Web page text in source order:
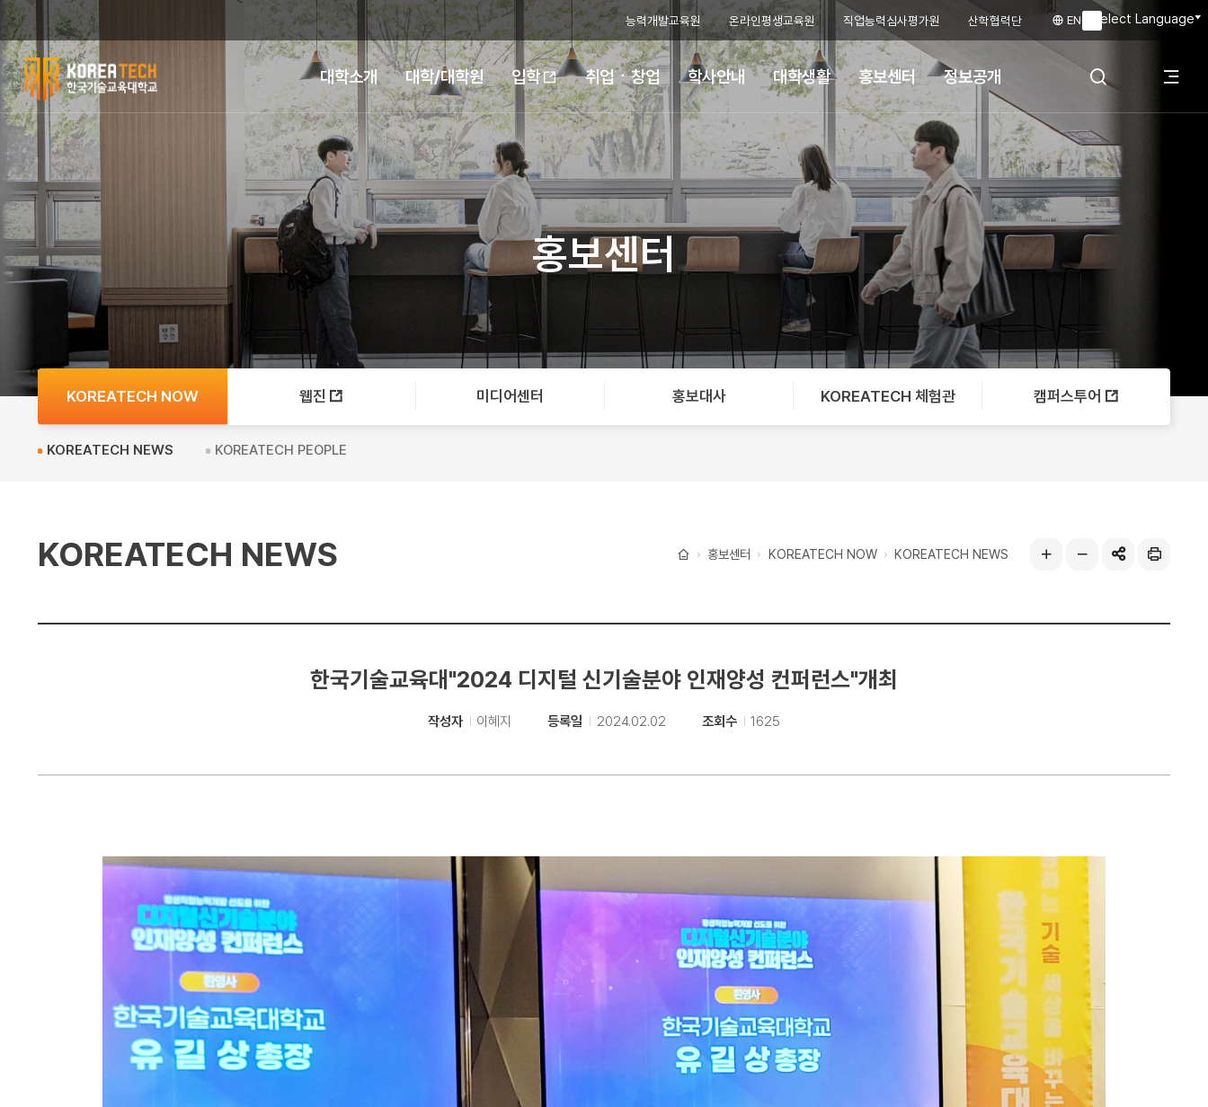
능력개발교육원 온라인평생교육원 직업능력심사평가원 산학협력단
Select Language
ENG
검색 레이어 열
기
한
국
기
술
교
학
대학소개 대학/대학원 입학 취업ㆍ창업 학사안내 대학생활 홍보센터 정보공개
홍보센터
홍보센터 KOREATECH NOW KOREATECH NEWS
KOREATECH NOW
KOREATECH NEWS KOREATECH PEOPLE
웹진 미디어센터 홍보대사 KOREATECH 체험관 캠퍼스투어
KOREATECH NEWS
크게 작게
한국기술교육대"2024 디지털 신기술분야 인재양성 컨퍼런스"개최
작성자 이혜지 등록일 2024.02.02 조회수 1625